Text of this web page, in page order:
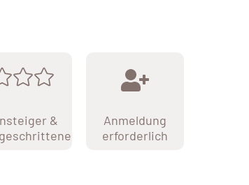
&
Anmeldung
erforderlich